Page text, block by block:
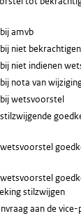
amvb
niet
niet indienen
nota van
wetsvoorstel
stilzwijgen
aan de